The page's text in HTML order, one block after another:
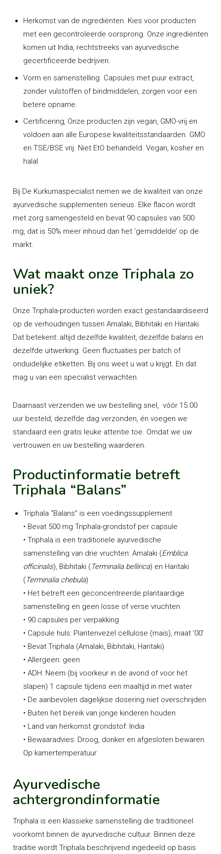
Herkomst van de ingrediënten. Kies voor producten
met een gecontroleerde oorsprong. Onze ingrediënten
komen uit India, rechtstreeks van ayurvedische
gecertificeerde bedrijven.
Vorm en samenstelling. Capsules met puur extract,
zonder vulstoffen of bindmiddelen, zorgen voor een
betere opname.
Certificering, Onze producten zijn vegan, GMO-vrij en
voldoen aan alle Europese kwaliteitsstandaarden. GMO
en TSE/BSE vrij. Niet EtO behandeld. Vegan, kosher en
halal
Bij De Kurkumaspecialist nemen we de kwaliteit van onze
ayurvedische supplementen serieus. Elke flacon wordt
met zorg samengesteld en bevat 90 capsules van 500
mg, dat is 50% meer inhoud dan het ‘gemiddelde’ op de
markt.
Wat maakt onze Triphala zo
uniek?
Onze Triphala-producten worden exact gestandaardiseerd
op de verhoudingen tussen Amalaki, Bibhitaki en Haritaki.
Dat betekent: altijd dezelfde kwaliteit, dezelfde balans en
dezelfde uitwerking. Geen fluctuaties per batch of
onduidelijke etiketten. Bij ons weet u wat u krijgt. En dat
mag u van een specialist verwachten.
Daarnaast verzenden we uw bestelling snel, vóór 15.00
uur besteld, dezelfde dag verzonden, én voegen we
standaard een gratis leuke attentie toe. Omdat we uw
vertrouwen en uw bestelling waarderen.
Productinformatie betreft
Triphala “Balans”
Triphala “Balans” is een voedingssupplement
• Bevat 500 mg Triphala-grondstof per capsule
• Triphala is een traditionele ayurvedische
samenstelling van drie vruchten: Amalaki (Emblica
officinalis), Bibhitaki (Terminalia bellirica) en Haritaki
(Terminalia chebula)
• Het betreft een geconcentreerde plantaardige
samenstelling en geen losse of verse vruchten
• 90 capsules per verpakking
• Capsule huls: Plantenvezel cellulose (maïs), maat ’00’
• Bevat Triphala (Amalaki, Bibhitaki, Haritaki)
• Allergeen: geen
• ADH: Neem (bij voorkeur in de avond of voor het
slapen) 1 capsule tijdens een maaltijd in met water
• De aanbevolen dagelijkse dosering niet overschrijden
• Buiten het bereik van jonge kinderen houden
• Land van herkomst grondstof: India
• Bewaaradvies: Droog, donker en afgesloten bewaren.
Op kamertemperatuur
Ayurvedische
achtergrondinformatie
Triphala is een klassieke samenstelling die traditioneel
voorkomt binnen de ayurvedische cultuur. Binnen deze
traditie wordt Triphala beschrijvend ingedeeld op basis